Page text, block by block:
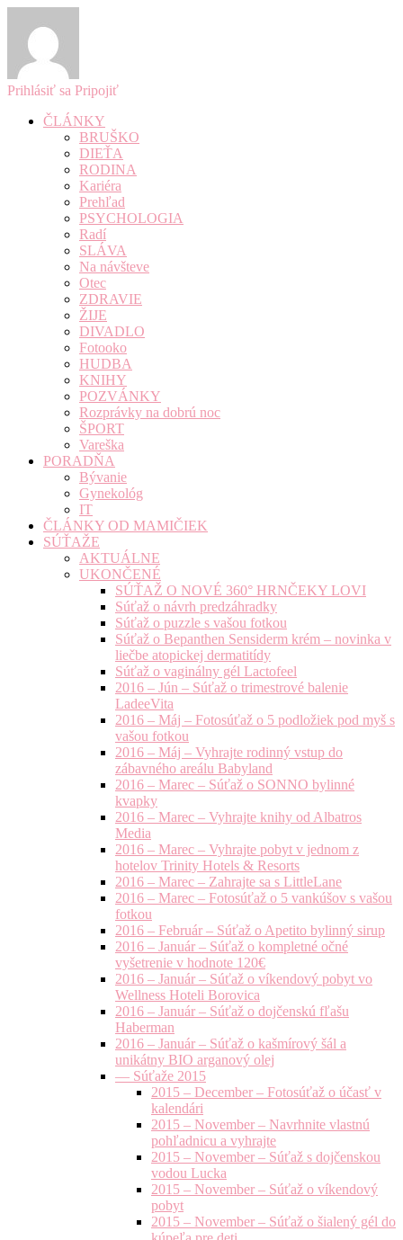
Prihlásiť sa Pripojiť
ČLÁNKY
BRUŠKO
DIEŤA
RODINA
Kariéra
Prehľad
PSYCHOLOGIA
Radí
SLÁVA
Na návšteve
Otec
ZDRAVIE
ŽIJE
DIVADLO
Fotooko
HUDBA
KNIHY
POZVÁNKY
Rozprávky na dobrú noc
ŠPORT
Vareška
PORADŇA
Bývanie
Gynekológ
IT
ČLÁNKY OD MAMIČIEK
SÚŤAŽE
AKTUÁLNE
UKONČENÉ
SÚŤAŽ O NOVÉ 360° HRNČEKY LOVI
Súťaž o návrh predzáhradky
Súťaž o puzzle s vašou fotkou
Súťaž o Bepanthen Sensiderm krém – novinka v
liečbe atopickej dermatitídy
Súťaž o vaginálny gél Lactofeel
2016 – Jún – Súťaž o trimestrové balenie
LadeeVita
2016 – Máj – Fotosúťaž o 5 podložiek pod myš s
vašou fotkou
2016 – Máj – Vyhrajte rodinný vstup do
zábavného areálu Babyland
2016 – Marec – Súťaž o SONNO bylinné
kvapky
2016 – Marec – Vyhrajte knihy od Albatros
Media
2016 – Marec – Vyhrajte pobyt v jednom z
hotelov Trinity Hotels & Resorts
2016 – Marec – Zahrajte sa s LittleLane
2016 – Marec – Fotosúťaž o 5 vankúšov s vašou
fotkou
2016 – Február – Súťaž o Apetito bylinný sirup
2016 – Január – Súťaž o kompletné očné
vyšetrenie v hodnote 120€
2016 – Január – Súťaž o víkendový pobyt vo
Wellness Hoteli Borovica
2016 – Január – Súťaž o dojčenskú fľašu
Haberman
2016 – Január – Súťaž o kašmírový šál a
unikátny BIO arganový olej
— Súťaže 2015
2015 – December – Fotosúťaž o účasť v
kalendári
2015 – November – Navrhnite vlastnú
pohľadnicu a vyhrajte
2015 – November – Súťaž s dojčenskou
vodou Lucka
2015 – November – Súťaž o víkendový
pobyt
2015 – November – Súťaž o šialený gél do